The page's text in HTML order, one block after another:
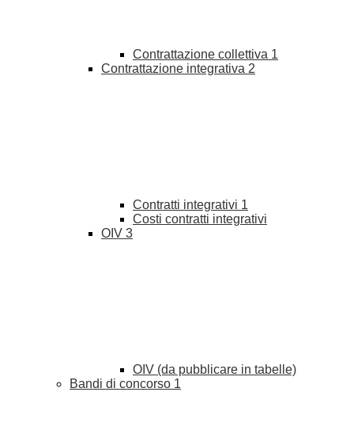
Contrattazione collettiva 1
Contrattazione integrativa 2
Contratti integrativi 1
Costi contratti integrativi
OIV 3
OIV (da pubblicare in tabelle)
Bandi di concorso 1